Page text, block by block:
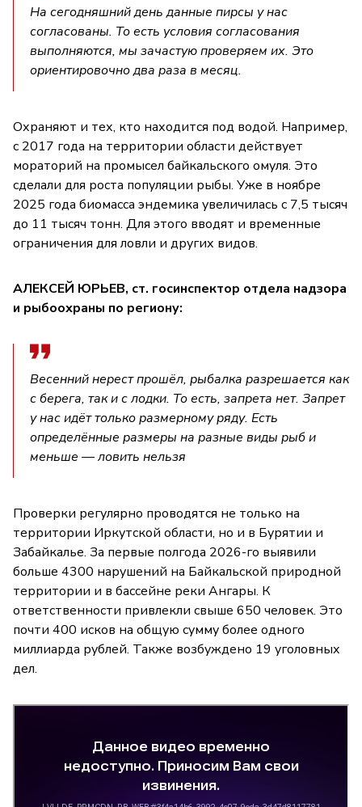
На сегодняшний день данные пирсы у нас
согласованы. То есть условия согласования
выполняются, мы зачастую проверяем их. Это
ориентировочно два раза в месяц.
Охраняют и тех, кто находится под водой. Например,
с 2017 года на территории области действует
мораторий на промысел байкальского омуля. Это
сделали для роста популяции рыбы. Уже в ноябре
2025 года биомасса эндемика увеличилась с 7,5 тысяч
до 11 тысяч тонн. Для этого вводят и временные
ограничения для ловли и других видов.
АЛЕКСЕЙ ЮРЬЕВ, ст. госинспектор отдела надзора
и рыбоохраны по региону:
Весенний нерест прошёл, рыбалка разрешается как
с берега, так и с лодки. То есть, запрета нет. Запрет
у нас идёт только размерному ряду. Есть
определённые размеры на разные виды рыб и
меньше — ловить нельзя
Проверки регулярно проводятся не только на
территории Иркутской области, но и в Бурятии и
Забайкалье. За первые полгода 2026-го выявили
больше 4300 нарушений на Байкальской природной
территории и в бассейне реки Ангары. К
ответственности привлекли свыше 650 человек. Это
почти 400 исков на общую сумму более одного
миллиарда рублей. Также возбуждено 19 уголовных
дел.